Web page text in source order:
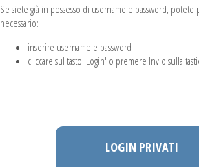
Se siete già in possesso di username e password,
necessario:
inserire username e password
cliccare sul tasto 'Login' o premere Invio sulla
LOGIN PRIVATI